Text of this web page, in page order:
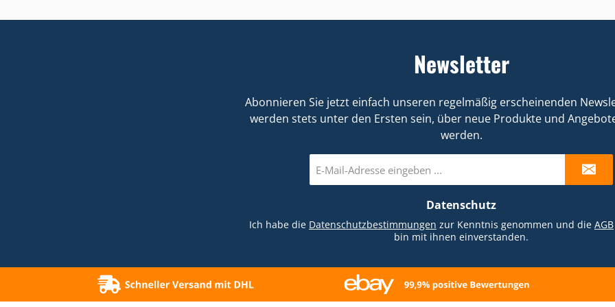
bis 13mm Lichtschlauch, Kabel
bis 13mm
Kunststoffklemmen fixieren und
ordnen.Diese stabilen
passgenauen Montage Ihres
Lichtschlauches eignen sich
Innen- als auch im
Außenbereich. Mit zwei 2,4mm
einfachen Anbringen.- Material:
transparenter Kunststoff-
Kleine, kompakte Halterungen-
schnelle und einfache Montage-
Optimaler Halt für
Kunststoffklemmen
passgenauen
Lichtschlauches und
Einsatz im Innen- als
Außenbereich. Mit zwei
einfachen Anbringen.-
transparenter
Kleine, kompakte
schnelle und einfache
Optimaler Halt für
Newsletter
Abonnieren Sie jetzt einfach unseren regelmäßig erscheinenden
werden stets unter den Ersten sein, über neue Produkte und
werden.
Mail-
Datenschutz
Ich habe die Datenschutzbestimmungen zur Kenntnis genommen und die AGB
bin mit ihnen einverstanden.